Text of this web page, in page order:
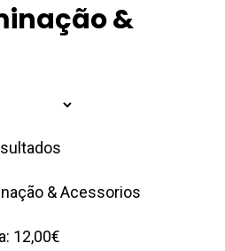
&
popularidade
& Acessorios
12,00€